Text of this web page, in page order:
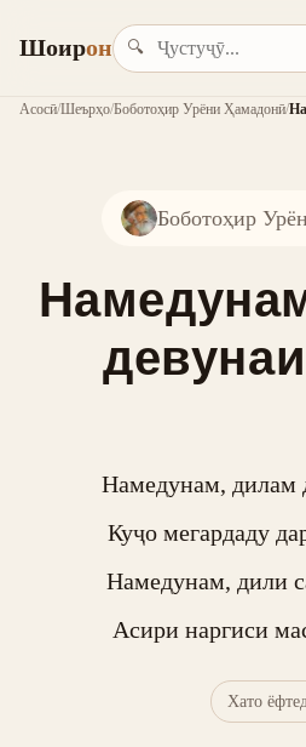
Шоирон 🔍
Асосӣ/Шеърҳо/Боботоҳир Урёни Ҳамадонӣ/
Боботоҳир
Намедунам, дилам
Куҷо мегардаду
Намедунам, дили
Асири наргиси
Хато